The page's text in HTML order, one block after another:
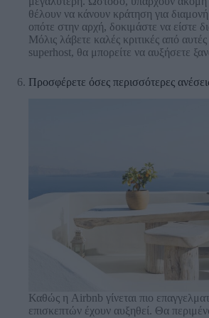
θέλουν να κάνουν κράτηση για
οπότε στην αρχή, δοκιμάστε να είστε
Μόλις λάβετε καλές κριτικές από αυτές
superhost, θα μπορείτε να αυξήσετε
Προσφέρετε όσες περισσότερες
Καθώς η Airbnb γίνεται πιο
επισκεπτών έχουν αυξηθεί. Θα